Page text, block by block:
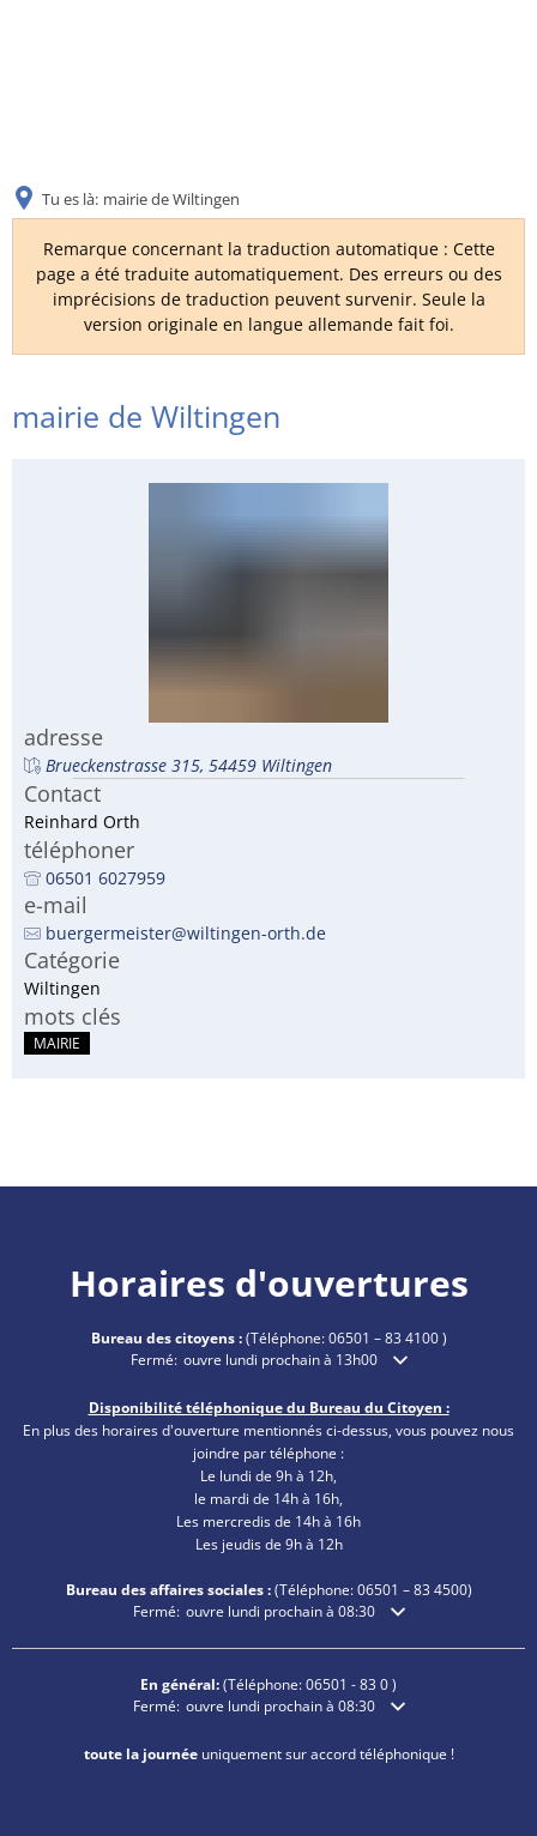
NL
Tu es là: mairie de Wiltingen
Remarque concernant la traduction automatique : Cette
page a été traduite automatiquement. Des erreurs ou des
imprécisions de traduction peuvent survenir. Seule la
version originale en langue allemande fait foi.
mairie de Wiltingen
adresse
Brueckenstrasse 315, 54459 Wiltingen
Contact
Reinhard Orth
téléphoner
06501 6027959
e-mail
buergermeister@wiltingen-orth.de
Catégorie
Wiltingen
mots clés
MAIRIE
Horaires d'ouvertures
Bureau des citoyens :(Téléphone:06501 – 83 4100)
Cliquez pour masquer les heures d'ouverture ou de
Fermé: ouvre lundi prochain à 13h00
Disponibilité téléphonique du Bureau du Citoyen :
En plus des horaires d'ouverture mentionnés ci-dessus, vous pouvez nous
joindre par téléphone :
Le lundi de 9h à 12h,
le mardi de 14h à 16h,
Les mercredis de 14h à 16h
Les jeudis de 9h à 12h
Bureau des affaires sociales :(Téléphone:06501 – 834500)
Cliquez pour masquer les heures d'ouverture ou de
Fermé: ouvre lundi prochain à 08:30
En général:(Téléphone:06501 - 83 0)
Cliquez pour masquer les heures d'ouverture ou de
Fermé: ouvre lundi prochain à 08:30
toute la journéeuniquement sur accord téléphonique !